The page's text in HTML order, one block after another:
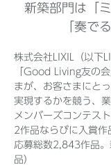
企業ニュースアーカイブ
製品ニュースアーカイブ
新築部門は「
「奏で
株式会社LIXIL（以下
「Good Living友の
まが、お客さまにと
実現するかを競う、
メンバーズコンテス
2作品ならびに入賞作
応募総数2,843作品
品）